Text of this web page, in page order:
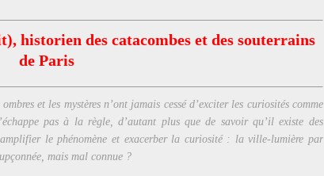
historien des catacombes et des souterrains
de Paris
et les mystères n’ont jamais cessé d’exciter les curiosités comme
pas à la règle, d’autant plus que de savoir qu’il existe des
le phénomène et exacerber la curiosité : la ville-lumière par
mais mal connue ?